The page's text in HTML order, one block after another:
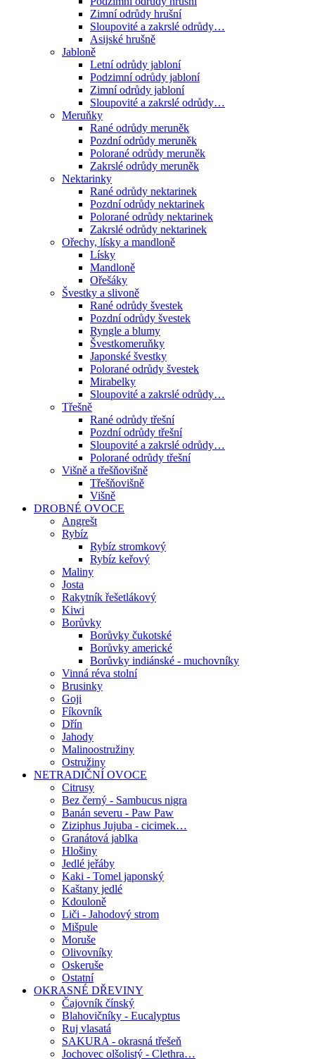
Zimní odrůdy hrušní
Sloupovité a zakrslé odrůdy…
Asijské hrušně
Jabloně
Letní odrůdy jabloní
Podzimní odrůdy jabloní
Zimní odrůdy jabloní
Sloupovité a zakrslé odrůdy…
Meruňky
Rané odrůdy meruněk
Pozdní odrůdy meruněk
Polorané odrůdy meruněk
Zakrslé odrůdy meruněk
Nektarinky
Rané odrůdy nektarinek
Pozdní odrůdy nektarinek
Polorané odrůdy nektarinek
Zakrslé odrůdy nektarinek
Ořechy, lísky a mandloně
Lísky
Mandloně
Ořešáky
Švestky a slivoně
Rané odrůdy švestek
Pozdní odrůdy švestek
Ryngle a blumy
Švestkomeruňky
Japonské švestky
Polorané odrůdy švestek
Mirabelky
Sloupovité a zakrslé odrůdy…
Třešně
Rané odrůdy třešní
Pozdní odrůdy třešní
Sloupovité a zakrslé odrůdy…
Polorané odrůdy třešní
Višně a třešňovišně
Třešňovišně
Višně
DROBNÉ OVOCE
Angrešt
Rybíz
Rybíz stromkový
Rybíz keřový
Maliny
Josta
Rakytník řešetlákový
Kiwi
Borůvky
Borůvky čukotské
Borůvky americké
Borůvky indiánské - muchovníky
Vinná réva stolní
Brusinky
Goji
Fíkovník
Dřín
Jahody
Malinoostružiny
Ostružiny
NETRADIČNÍ OVOCE
Citrusy
Bez černý - Sambucus nigra
Banán severu - Paw Paw
Ziziphus Jujuba - cicimek…
Granátová jablka
Hlošiny
Jedlé jeřáby
Kaki - Tomel japonský
Kaštany jedlé
Kdouloně
Liči - Jahodový strom
Mišpule
Moruše
Olivovníky
Oskeruše
Ostatní
OKRASNÉ DŘEVINY
Čajovník čínský
Blahovičníky - Eucalyptus
Ruj vlasatá
SAKURA - okrasná třešeň
Jochovec olšolistý - Clethra…